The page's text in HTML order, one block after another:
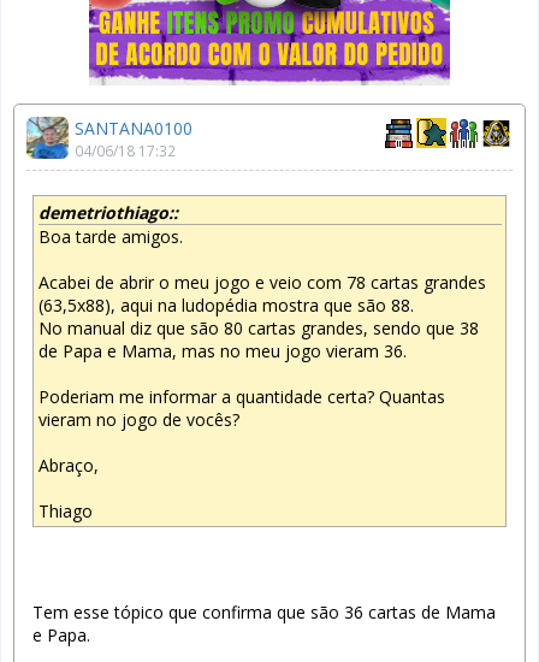
SANTANA0100
04/06/18 17:32
demetriothiago::
Boa tarde amigos.
Acabei de abrir o meu jogo e veio com 78 cartas grandes
(63,5x88), aqui na ludopédia mostra que são 88.
No manual diz que são 80 cartas grandes, sendo que 38
de Papa e Mama, mas no meu jogo vieram 36.
Poderiam me informar a quantidade certa? Quantas
vieram no jogo de vocês?
Abraço,
Thiago
Tem esse tópico que confirma que são 36 cartas de Mama
e Papa.